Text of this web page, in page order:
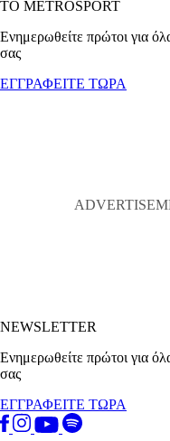
ΤΟ METROSPORT
Ενημερωθείτε πρώτοι για
σας
ΕΓΓΡΑΦΕΙΤΕ ΤΩΡΑ
NEWSLETTER
Ενημερωθείτε πρώτοι για
σας
ΕΓΓΡΑΦΕΙΤΕ ΤΩΡΑ